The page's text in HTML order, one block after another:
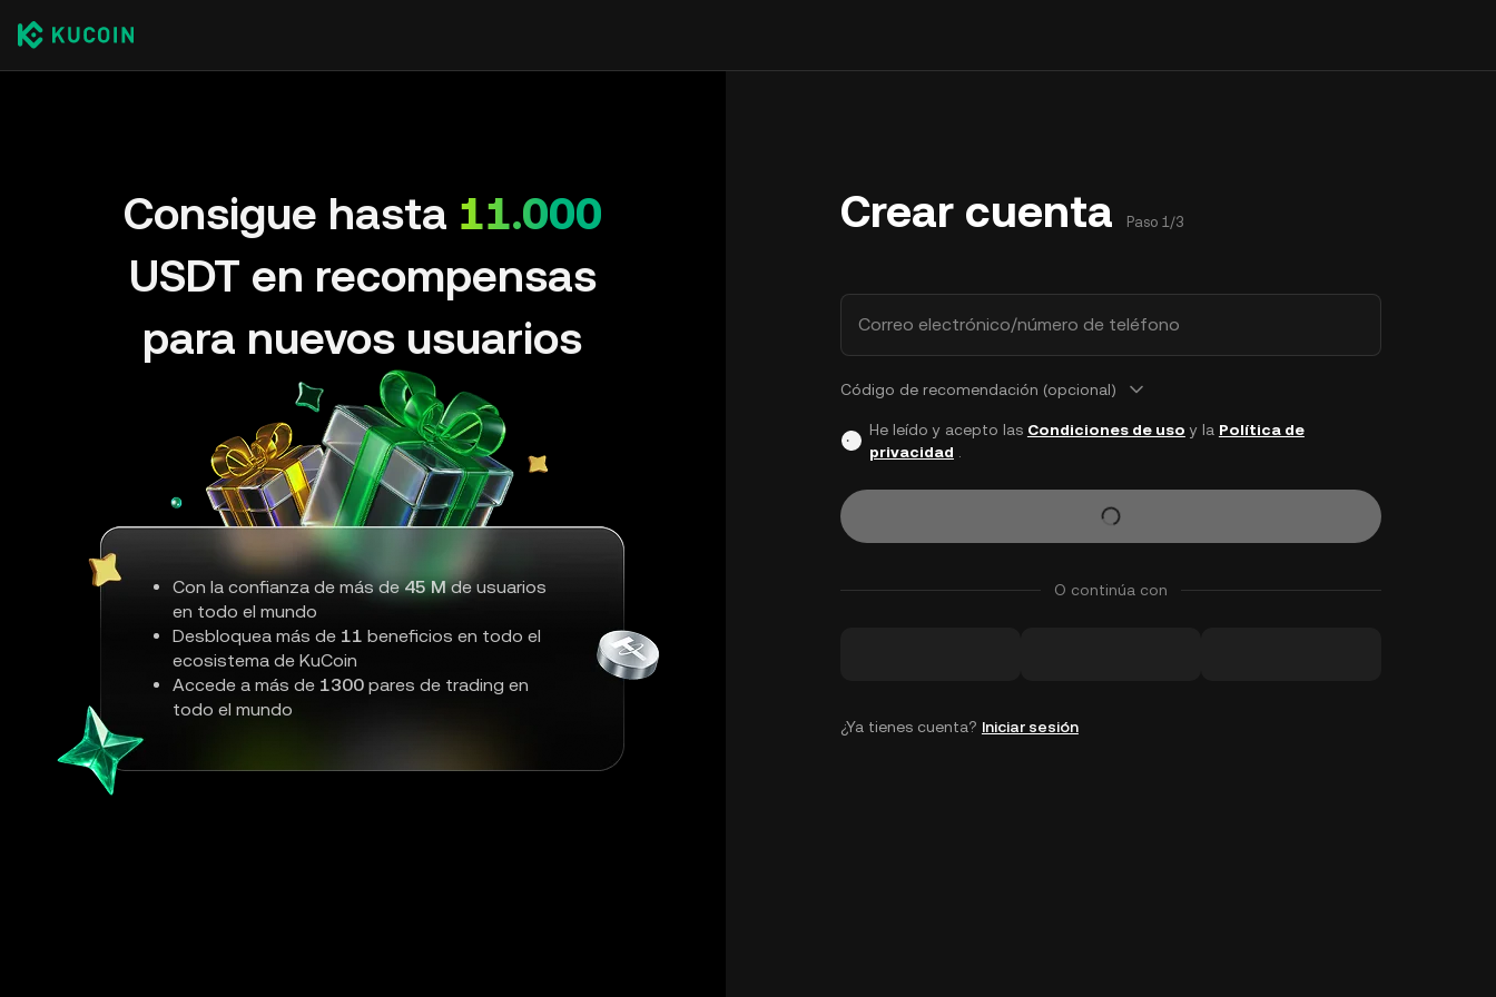
Consigue hasta 11.000
USDT en recompensas
para nuevos usuarios
Con la confianza de más de45 Mde usuarios
en todo el mundo
Desbloquea más de 11 beneficios en todo el
ecosistema de KuCoin
Accede a más de 1300pares de trading en
todo el mundo
Crear cuenta Paso 1/3
Correo electrónico/número de teléfono
Código de recomendación (opcional)
He leído y acepto las Condiciones de uso y la Política de
privacidad
O continúa con
¿Ya tienes cuenta? Iniciar sesión